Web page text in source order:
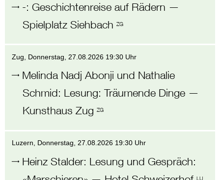
-:Geschichtenreise auf Rädern —
Spielplatz Siehbach ZG
Zug , Donnerstag, 27.08.2026 19:30 Uhr
Melinda Nadj Abonji und Nathalie
Schmid: Lesung: Träumende Dinge—
Kunsthaus Zug ZG
Luzern , Donnerstag, 27.08.2026 19:30 Uhr
Heinz Stalder: Lesung und Gespräch:
LU